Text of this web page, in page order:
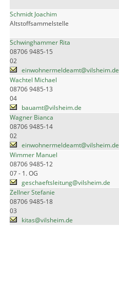
Schmidt Joachim
Altstoffsammelstelle
Schwinghammer Rita
08706 9485-15
02
einwohnermeldeamt@vilsheim.de
Wachtel Michael
08706 9485-13
04
bauamt@vilsheim.de
Wagner Bianca
08706 9485-14
02
einwohnermeldeamt@vilsheim.de
Wimmer Manuel
08706 9485-12
07 - 1. OG
geschaeftsleitung@vilsheim.de
Zellner Stefanie
08706 9485-18
03
kitas@vilsheim.de